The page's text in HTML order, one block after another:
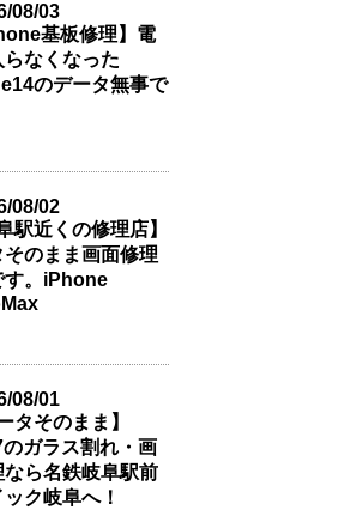
08/03
基板修理】電
らなくなった
のデータ無事で
08/02
駅近くの修理店】
そのまま画面修理
す。iPhone
08/01
タそのまま】
ガラス割れ・画
なら名鉄岐阜駅前
ク岐阜へ！